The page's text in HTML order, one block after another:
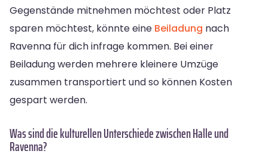
Gegenstände mitnehmen möchtest oder Platz
sparen möchtest, könnte eine Beiladung nach
Ravenna für dich infrage kommen. Bei einer
Beiladung werden mehrere kleinere Umzüge
zusammen transportiert und so können Kosten
gespart werden.
Was sind die kulturellen Unterschiede zwischen Halle und
Ravenna?